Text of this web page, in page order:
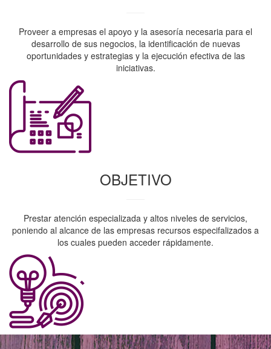
Proveer a empresas el apoyo y la asesoría necesaria para el
desarrollo de sus negocios, la identificación de nuevas
oportunidades y estrategias y la ejecución efectiva de las
iniciativas.
OBJETIVO
Prestar atención especializada y altos niveles de servicios,
poniendo al alcance de las empresas recursos especifalizados a
los cuales pueden acceder rápidamente.